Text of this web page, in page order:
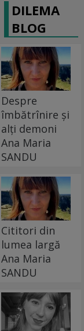
DILEMA
BLOG
Despre
îmbătrînire și
alți demoni
Ana Maria
SANDU
Cititori din
lumea largă
Ana Maria
SANDU